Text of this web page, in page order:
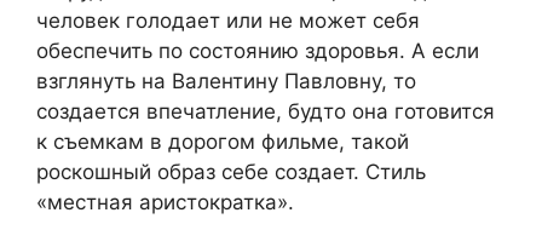
человек голодает или не может себя
обеспечить по состоянию здоровья. А если
взглянуть на Валентину Павловну, то
создается впечатление, будто она готовится
к съемкам в дорогом фильме, такой
роскошный образ себе создает. Стиль
«местная аристократка».